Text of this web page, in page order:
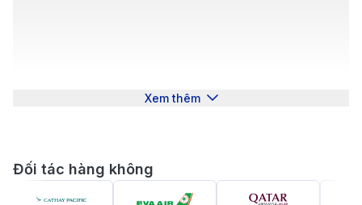
Quảng trường Đỏ nổi tiếng, nhà thờ St. Basil rực rỡ
Giới thiệu về Moscow
Xem thêm
Đối tác hàng không